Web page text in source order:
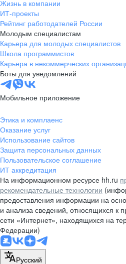
Жизнь в компании
ИТ-проекты
Рейтинг работодателей России
Молодым специалистам
Карьера для молодых специалистов
Школа программистов
Карьера в некоммерческих
Боты для уведомлений
Мобильное приложение
Этика и комплаенс
Оказание услуг
Использование сайтов
Защита персональных данных
Пользовательское соглашение
ИТ аккредитация
На информационном ресурсе hh.ru
рекомендательные технологии
предоставления информации на
и анализа сведений, относящихся к
сети «Интернет», находящихся на
Федерации)
Русский